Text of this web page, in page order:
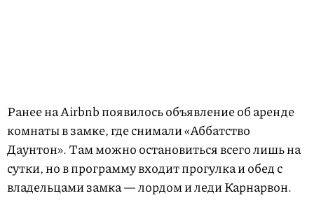
Ранее на Airbnb появилось объявление об аренде
комнаты в замке, где снимали «Аббатство
Даунтон». Там можно остановиться всего лишь на
сутки, но в программу входит прогулка и обед с
владельцами замка — лордом и леди Карнарвон.